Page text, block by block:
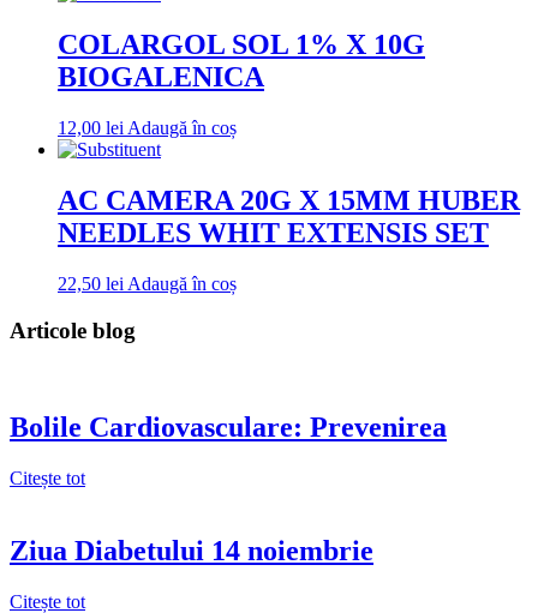
COLARGOL SOL 1% X 10G
BIOGALENICA
12,00 lei Adaugă în coș
AC CAMERA 20G X 15MM HUBER
NEEDLES WHIT EXTENSIS SET
22,50 lei Adaugă în coș
Articole blog
Bolile Cardiovasculare: Prevenirea
Citește tot
Ziua Diabetului 14 noiembrie
Citește tot